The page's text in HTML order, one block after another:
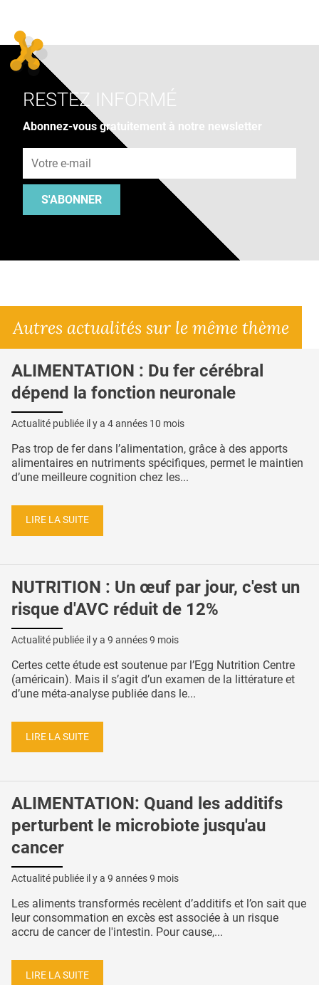
RESTEZ INFORMÉ
Abonnez-vous gratuitement à notre newsletter
S'ABONNER
Autres actualités sur le même thème
ALIMENTATION : Du fer cérébral
dépend la fonction neuronale
Actualité publiée il y a 4 années 10 mois
Pas trop de fer dans l’alimentation, grâce à des apports
alimentaires en nutriments spécifiques, permet le maintien
d’une meilleure cognition chez les...
LIRE LA SUITE
NUTRITION : Un œuf par jour, c'est un
risque d'AVC réduit de 12%
Actualité publiée il y a 9 années 9 mois
Certes cette étude est soutenue par l’Egg Nutrition Centre
(américain). Mais il s’agit d’un examen de la littérature et
d’une méta-analyse publiée dans le...
LIRE LA SUITE
ALIMENTATION: Quand les additifs
perturbent le microbiote jusqu'au
cancer
Actualité publiée il y a 9 années 9 mois
Les aliments transformés recèlent d’additifs et l’on sait que
leur consommation en excès est associée à un risque
accru de cancer de l'intestin. Pour cause,...
LIRE LA SUITE